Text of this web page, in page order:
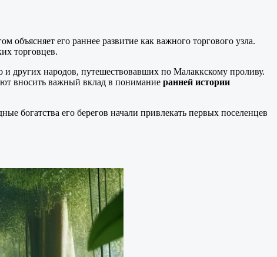
объясняет его раннее развитие как важного торгового узла.
торговцев.
и других народов, путешествовавших по Малаккскому проливу.
вносить важный вклад в понимание ранней истории
богатства его берегов начали привлекать первых поселенцев